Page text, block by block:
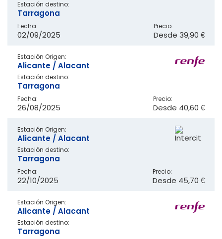
Estación destino:
Tarragona
Fecha:
02/09/2025
Precio:
Desde 39,90 €
Estación Origen:
Alicante / Alacant
Estación destino:
Tarragona
Fecha:
26/08/2025
Precio:
Desde 40,60 €
Estación Origen:
Alicante / Alacant
Estación destino:
Tarragona
Fecha:
22/10/2025
Precio:
Desde 45,70 €
Estación Origen:
Alicante / Alacant
Estación destino:
Tarragona